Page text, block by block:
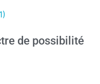
de possibilité